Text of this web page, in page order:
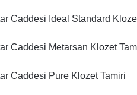
Caddesi Ideal Standard
Caddesi Metarsan Klozet
Caddesi Pure Klozet Tamiri